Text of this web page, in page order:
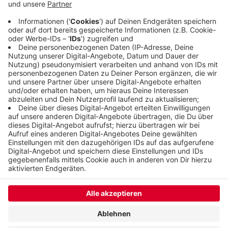
extrem souveräne Mannschaftsleistung. Ab
Dienstag bereitet sich der BHC auf das letzte
Saisonspiel vor.
Veröffentlicht: Samstag, 30.05.2026 08:16
Anzeige
Anzeige